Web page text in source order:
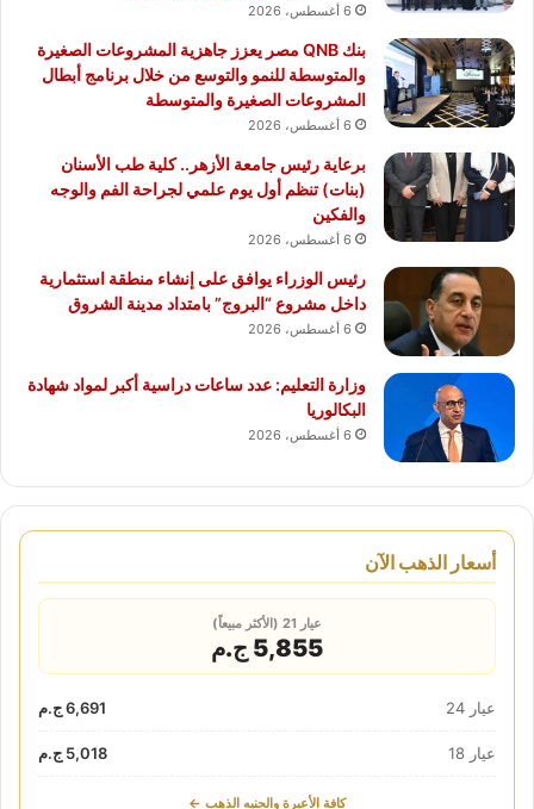
6 أغسطس، 2026
بنك QNB مصر يعزز جاهزية المشروعات الصغيرة
والمتوسطة للنمو والتوسع من خلال برنامج أبطال
المشروعات الصغيرة والمتوسطة
6 أغسطس، 2026
برعاية رئيس جامعة الأزهر.. كلية طب الأسنان
(بنات) تنظم أول يوم علمي لجراحة الفم والوجه
والفكين
6 أغسطس، 2026
رئيس الوزراء يوافق على إنشاء منطقة استثمارية
داخل مشروع “البروج” بامتداد مدينة الشروق
6 أغسطس، 2026
وزارة التعليم: عدد ساعات دراسية أكبر لمواد شهادة
البكالوريا
6 أغسطس، 2026
أسعار الذهب الآن
عيار 21 (الأكثر مبيعاً)
5,855 ج.م
عيار 24 6,691 ج.م
عيار 18 5,018 ج.م
كافة الأعيرة والجنيه الذهب ←